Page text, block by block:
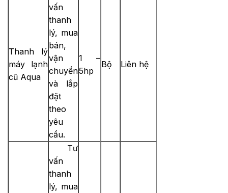
Thanh lý
máy lạnh
cũ Aqua
vấn
thanh
lý, mua
bán,
vận
chuyển
và lắp
đặt
theo
yêu
cầu.
1 –
5hp
Bộ Liên hệ
Tư
vấn
thanh
lý, mua